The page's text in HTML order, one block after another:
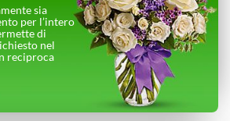
sia
per l’intero
di
nel
reciproca